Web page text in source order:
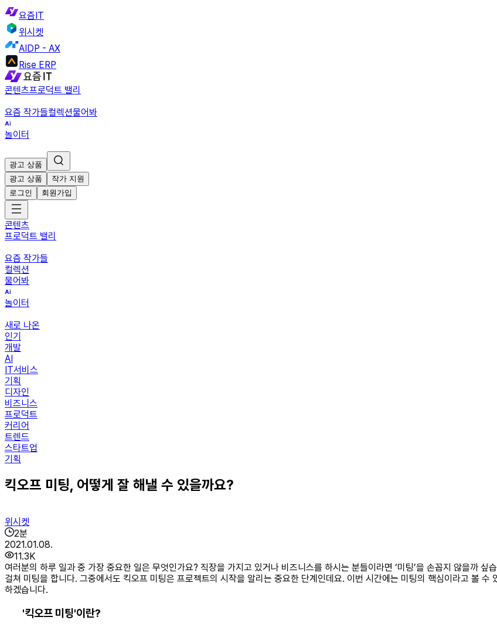
요즘IT
위시켓
AIDP - AX
Rise ERP
콘텐츠프로덕트 밸리
요즘 작가들컬렉션물어봐
놀이터
광고 상품
광고 상품
작가 지원
로그인
회원가입
콘텐츠
프로덕트 밸리
요즘 작가들
컬렉션
물어봐
놀이터
새로 나온
인기
개발
AI
IT서비스
기획
디자인
비즈니스
프로덕트
커리어
트렌드
스타트업
기획
킥오프 미팅, 어떻게 잘 해낼 수 있을까요?
위시켓
2분
2021.01.08.
11.3K
여러분의 하루 일과 중 가장 중요한 일은 무엇인가요? 직장을 가지고 있거나 비즈니스를 하시는 분들이라면 ‘미팅’을 손꼽지 않을까
걸쳐 미팅을 합니다. 그중에서도 킥오프 미팅은 프로젝트의 시작을 알리는 중요한 단계인데요. 이번 시간에는 미팅의 핵심이라고 볼
하겠습니다.
'킥오프 미팅'이란?